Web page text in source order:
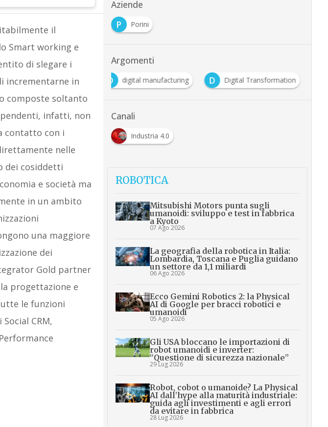
il
Smart working e
di slegare i
incrementarne in
composte soltanto
infatti, non
contatto con i
nelle
dei cosiddetti
e società ma
in un ambito
una maggiore
dei
Gold partner
progettazione e
le funzioni
CRM,
Aziende
P
Porini
Argomenti
D
digital manufacturing D Digital Transformation
Canali
Industria 4.0
ROBOTICA
Mitsubishi Motors punta sugli
umanoidi: sviluppo e test in fabbrica
a Kyoto
07 Ago 2026
La geografia della robotica in Italia:
Lombardia, Toscana e Puglia guidano
un settore da 1,1 miliardi
06 Ago 2026
Ecco Gemini Robotics 2: la Physical
AI di Google per bracci robotici e
umanoidi
05 Ago 2026
Gli USA bloccano le importazioni di
robot umanoidi e inverter:
“Questione di sicurezza nazionale”
29 Lug 2026
Robot, cobot o umanoide? La Physical
AI dall’hype alla maturità industriale:
guida agli investimenti e agli errori
da evitare in fabbrica
28 Lug 2026